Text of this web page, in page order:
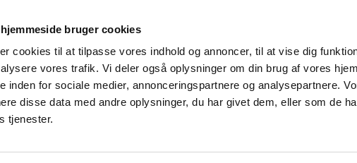
bruger cookies
cookies til at tilpasse vores indhold og annoncer, til at vise dig
vores trafik. Vi deler også oplysninger om din brug af vores
inden for sociale medier, annonceringspartnere og analysepartnere.
disse data med andre oplysninger, du har givet dem, eller som de
tjenester.
Nyheder Om os
Bivirkninger og
produktinformation
Tilskud og
Apoteker og salg